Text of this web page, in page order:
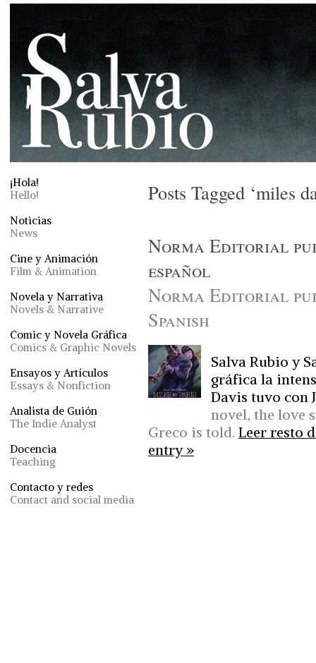
¡Hola!
Hello!
Noticias
News
Cine y Animación
Film & Animation
Novela y Narrativa
Novels & Narrative
Comic y Novela Gráfica
Comics & Graphic Novels
Ensayos y Artículos
Essays & Nonfiction
Analista de Guión
The Indie Analyst
Docencia
Teaching
Contacto y redes
Contact and social media
Posts Tagged ‘miles
Norma Editorial
español
Norma Editorial
Spanish
Salva Rubio y
gráfica la
Davis tuvo con
novel, the love
Greco is told. Leer resto
entry »